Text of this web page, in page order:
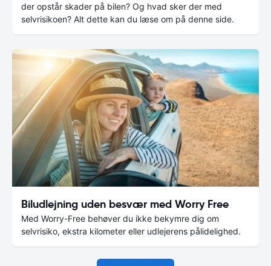
der opstår skader på bilen? Og hvad sker der med
selvrisikoen? Alt dette kan du læse om på denne side.
Biludlejning uden besvær med Worry Free
Med Worry-Free behøver du ikke bekymre dig om
selvrisiko, ekstra kilometer eller udlejerens pålidelighed.